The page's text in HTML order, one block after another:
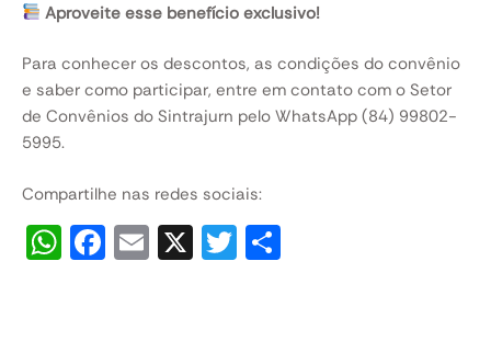
Aproveite esse benefício exclusivo!
Para conhecer os descontos, as condições do convênio
e saber como participar, entre em contato com o Setor
de Convênios do Sintrajurn pelo WhatsApp (84) 99802-
5995.
Compartilhe nas redes sociais:
W F E X T